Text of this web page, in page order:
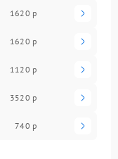
1620 р
1620 р
1120 р
3520 р
740 р